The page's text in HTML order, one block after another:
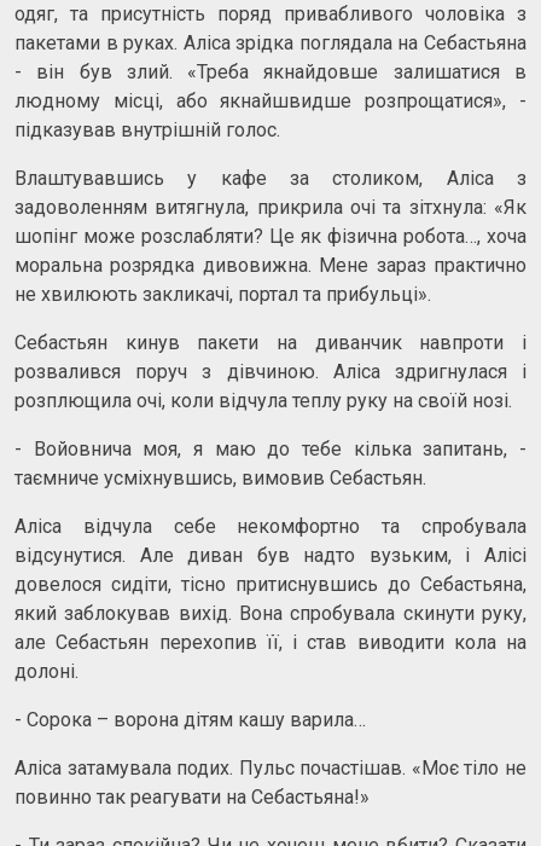
одяг, та присутність поряд привабливого чоловіка з
пакетами в руках. Аліса зрідка поглядала на Себастьяна
- він був злий. «Треба якнайдовше залишатися в
людному місці, або якнайшвидше розпрощатися», -
підказував внутрішній голос.
Влаштувавшись у кафе за столиком, Аліса з
задоволенням витягнула, прикрила очі та зітхнула: «Як
шопінг може розслабляти? Це як фізична робота…, хоча
моральна розрядка дивовижна. Мене зараз практично
не хвилюють закликачі, портал та прибульці».
Себастьян кинув пакети на диванчик навпроти і
розвалився поруч з дівчиною. Аліса здригнулася і
розплющила очі, коли відчула теплу руку на своїй нозі.
- Войовнича моя, я маю до тебе кілька запитань, -
таємниче усміхнувшись, вимовив Себастьян.
Аліса відчула себе некомфортно та спробувала
відсунутися. Але диван був надто вузьким, і Алісі
довелося сидіти, тісно притиснувшись до Себастьяна,
який заблокував вихід. Вона спробувала скинути руку,
але Себастьян перехопив її, і став виводити кола на
долоні.
- Сорока – ворона дітям кашу варила…
Аліса затамувала подих. Пульс почастішав. «Моє тіло не
повинно так реагувати на Себастьяна!»